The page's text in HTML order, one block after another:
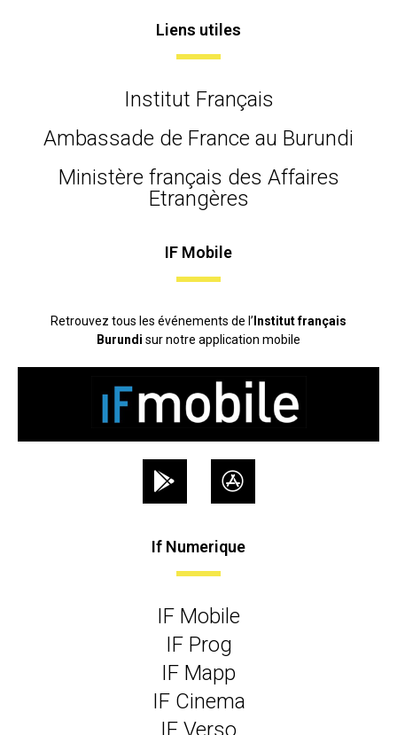
Liens utiles
Institut Français
Ambassade de France au Burundi
Ministère français des Affaires
Etrangères
IF Mobile
Retrouvez tous les événements de l’ Institut français
Burundi sur notre application mobile
If Numerique
IF Mobile
IF Prog
IF Mapp
IF Cinema
IF Verso